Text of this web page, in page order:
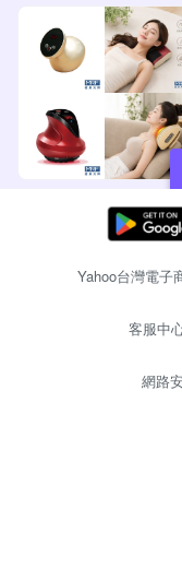
Yahoo台灣電子
客服中
網路